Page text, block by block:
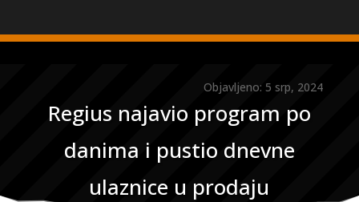
Objavljeno: 5 srp, 2024
Regius najavio program po
danima i pustio dnevne
ulaznice u prodaju